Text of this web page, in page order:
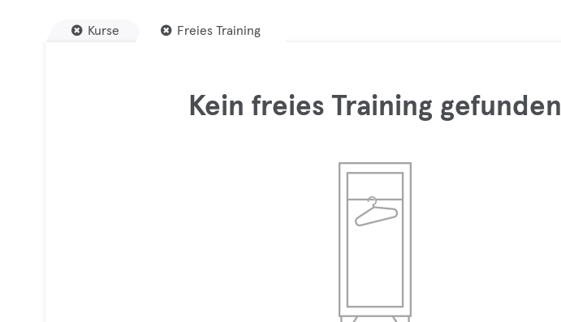
Kurse Freies Training
Kein freies Training gefunden